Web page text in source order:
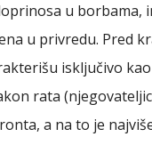
u borbama,
u privredu. Pred
isključivo
rata
a na to je